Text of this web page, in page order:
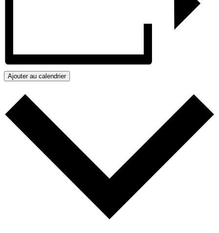
Ajouter au calendrier